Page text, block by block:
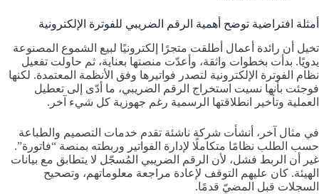
أمثلة افتراضية توضح أهمية الرقم الضريبي للفوترة الإلكترونية
تخيل أن رائدة أعمال أطلقت متجرًا إلكترونيًا لبيع الشموع المصنوعة
يدويًا. بدأت بخطوات واثقة، وأعدّت منصتها بعناية، ثم حاولت تفعيل
نظام الفوترة الإلكترونية لتصدر فواتيرها وفق الأنظمة المعتمدة. لكنها
فوجئت بأنها نسيت استخراج الرقم الضريبي، ما أدّى إلى تعطيل
العملية وتأخير انطلاقتها الرسمية رغم جهوزية كل شيء آخر.
في مثال آخر، أنشأت شركة ناشئة تقدم خدمات التصميم والطباعة
حسب الطلب نظامًا متكاملًا لإدارة الفواتير وربطته بمنصة “فاتورة”.
غير أن الربط فشل، لأن الرقم الضريبي المُسجّل لا يتطابق مع بيانات
الهيئة. كان عليهم التوقف لإعادة مراجعة معلوماتهم، وتصحيح
السجلات قبل المضيّ قدمًا.